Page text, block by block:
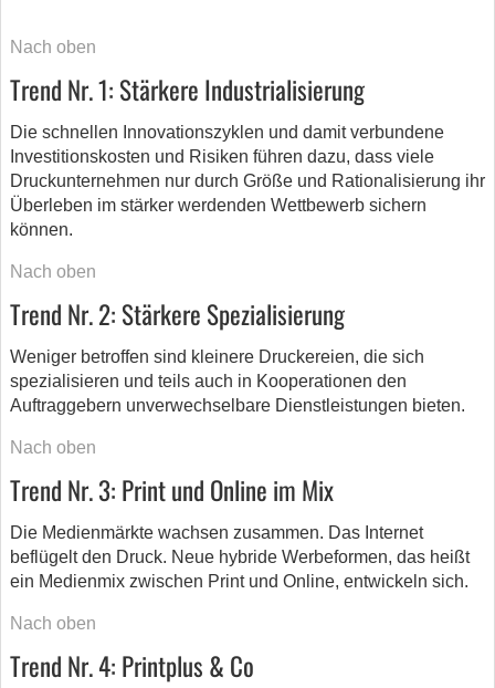
Nach oben
Trend Nr. 1: Stärkere Industrialisierung
Die schnellen Innovationszyklen und damit verbundene
Investitionskosten und Risiken führen dazu, dass viele
Druckunternehmen nur durch Größe und Rationalisierung ihr
Überleben im stärker werdenden Wettbewerb sichern
können.
Nach oben
Trend Nr. 2: Stärkere Spezialisierung
Weniger betroffen sind kleinere Druckereien, die sich
spezialisieren und teils auch in Kooperationen den
Auftraggebern unverwechselbare Dienstleistungen bieten.
Nach oben
Trend Nr. 3: Print und Online im Mix
Die Medienmärkte wachsen zusammen. Das Internet
beflügelt den Druck. Neue hybride Werbeformen, das heißt
ein Medienmix zwischen Print und Online, entwickeln sich.
Nach oben
Trend Nr. 4: Printplus & Co